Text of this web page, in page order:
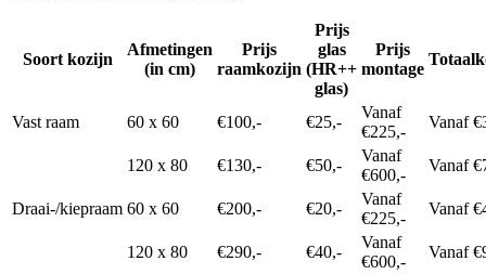
Soort kozijn
Afmetingen
(in cm)
Prijs
raamkozijn
Prijs
glas
(HR++
glas)
Prijs
montage
Vast raam 60 x 60 €100,- €25,-
Vanaf
€225,-
Vanaf
120 x 80 €130,- €50,-
Vanaf
€600,-
Vanaf
Draai-/kiepraam 60 x 60 €200,- €20,-
Vanaf
€225,-
Vanaf
120 x 80 €290,- €40,-
Vanaf
€600,-
Vanaf